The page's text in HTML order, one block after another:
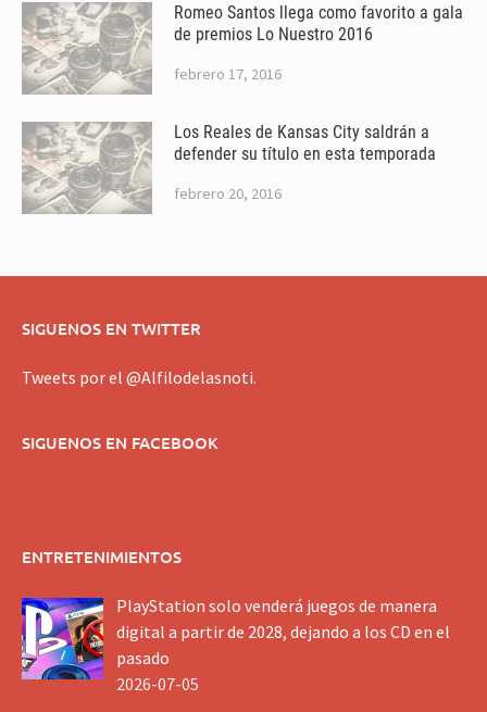
Romeo Santos llega como favorito a gala
de premios Lo Nuestro 2016
febrero 17, 2016
Los Reales de Kansas City saldrán a
defender su título en esta temporada
febrero 20, 2016
SIGUENOS EN TWITTER
Tweets por el @Alfilodelasnoti.
SIGUENOS EN FACEBOOK
ENTRETENIMIENTOS
PlayStation solo venderá juegos de manera
digital a partir de 2028, dejando a los CD en el
pasado
2026-07-05